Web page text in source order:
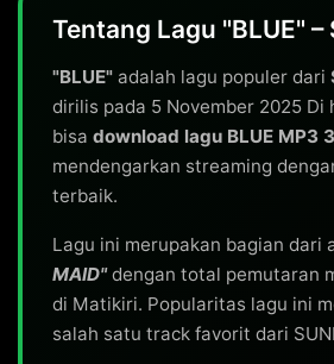
Tentang Lagu "BLUE" –
"BLUE" adalah lagu populer dari
dirilis pada 5 November 2025 Di
bisa download lagu BLUE MP3
mendengarkan streaming
terbaik.
Lagu ini merupakan bagian dari
MAID"dengan total pemutaran
di Matikiri. Popularitas lagu ini
salah satu track favorit dari